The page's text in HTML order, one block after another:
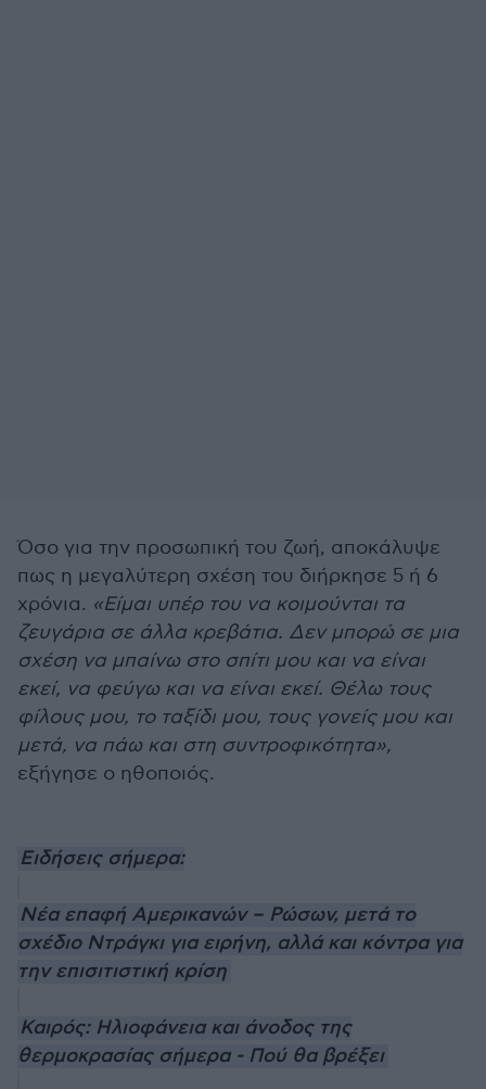
Όσο για την προσωπική του ζωή, αποκάλυψε
πως η μεγαλύτερη σχέση του διήρκησε 5 ή 6
χρόνια. «Είμαι υπέρ του να κοιμούνται τα
ζευγάρια σε άλλα κρεβάτια. Δεν μπορώ σε μια
σχέση να μπαίνω στο σπίτι μου και να είναι
εκεί, να φεύγω και να είναι εκεί. Θέλω τους
φίλους μου, το ταξίδι μου, τους γονείς μου και
μετά, να πάω και στη συντροφικότητα»,
εξήγησε ο ηθοποιός.
Ειδήσεις σήμερα:
Νέα επαφή Αμερικανών – Ρώσων, μετά το
σχέδιο Ντράγκι για ειρήνη, αλλά και κόντρα για
την επισιτιστική κρίση
Καιρός: Ηλιοφάνεια και άνοδος της
θερμοκρασίας σήμερα - Πού θα βρέξει